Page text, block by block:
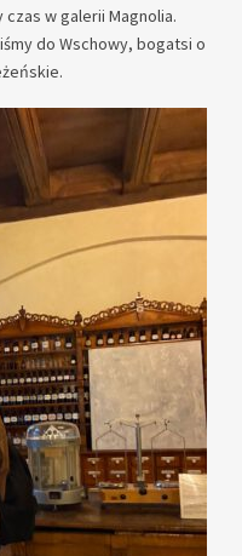
w galerii Magnolia.
do Wschowy, bogatsi o